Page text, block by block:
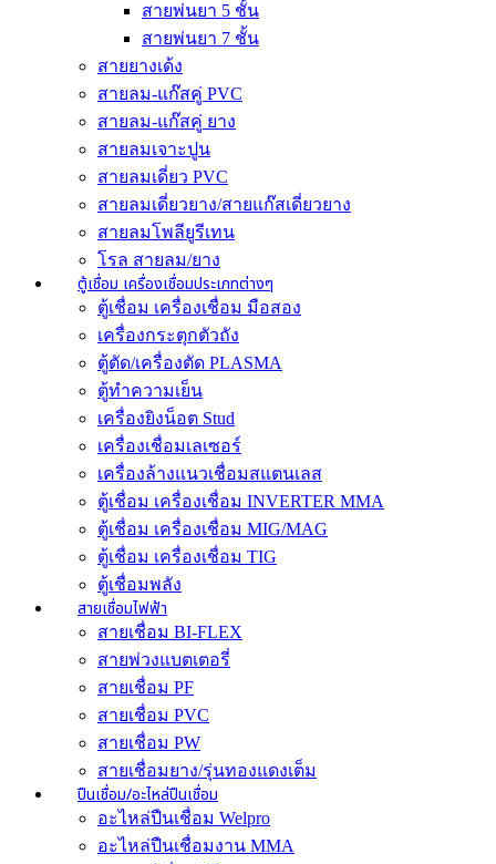
สายพ่นยา 5 ชั้น
สายพ่นยา 7 ชั้น
สายยางเด้ง
สายลม-แก๊สคู่ PVC
สายลม-แก๊สคู่ ยาง
สายลมเจาะปูน
สายลมเดี่ยว PVC
สายลมเดี่ยวยาง/สายแก๊สเดี่ยวยาง
สายลมโพลียูรีเทน
โรล สายลม/ยาง
ตู้เชื่อม เครื่องเชื่อมประเภทต่างๆ
ตู้เชื่อม เครื่องเชื่อม มือสอง
เครื่องกระตุกตัวถัง
ตู้ตัด/เครื่องตัด PLASMA
ตู้ทำความเย็น
เครื่องยิงน็อต Stud
เครื่องเชื่อมเลเซอร์
เครื่องล้างแนวเชื่อมสแตนเลส
ตู้เชื่อม เครื่องเชื่อม INVERTER MMA
ตู้เชื่อม เครื่องเชื่อม MIG/MAG
ตู้เชื่อม เครื่องเชื่อม TIG
ตู้เชื่อมพลัง
สายเชื่อมไฟฟ้า
สายเชื่อม BI-FLEX
สายพ่วงแบตเตอรี่
สายเชื่อม PF
สายเชื่อม PVC
สายเชื่อม PW
สายเชื่อมยาง/รุ่นทองแดงเต็ม
ปืนเชื่อม/อะไหล่ปืนเชื่อม
อะไหล่ปืนเชื่อม Welpro
อะไหล่ปืนเชื่อมงาน MMA